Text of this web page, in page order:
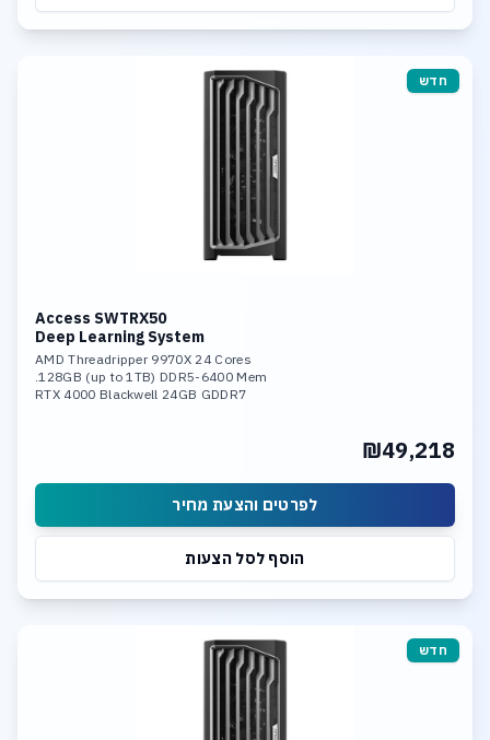
חדש
Access SWTRX50
Deep Learning System
AMD Threadripper 9970X 24 Cores
128GB (up to 1TB) DDR5-6400 Mem.
RTX 4000 Blackwell 24GB GDDR7
10Gb LAN, Wi-fi 7
Linux or Windows O.S.
₪49,218
לפרטים והצעת מחיר
הוסף לסל הצעות
חדש